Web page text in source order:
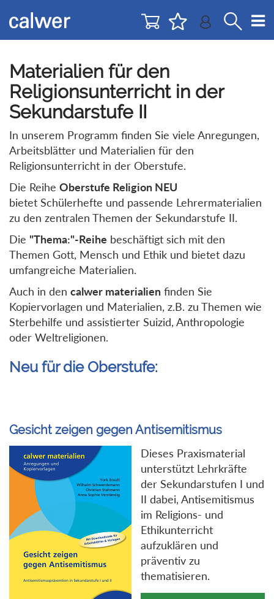
zur
Navigation
zum
Inhalt
Materialien für den
Religionsunterricht in der
Sekundarstufe II
In unserem Programm finden Sie viele Anregungen,
Arbeitsblätter und Materialien für den
Religionsunterricht in der Oberstufe.
Die Reihe Oberstufe Religion NEU
bietet Schülerhefte und passende Lehrermaterialien
zu den zentralen Themen der Sekundarstufe II.
Die "Thema:"-Reihe beschäftigt sich mit den
Themen Gott, Mensch und Ethik und bietet dazu
umfangreiche Materialien.
Auch in den calwer materialien finden Sie
Kopiervorlagen und Materialien, z.B. zu Themen wie
Sterbehilfe und assistierter Suizid, Anthropologie
oder Weltreligionen.
Neu für die Oberstufe:
Gesicht zeigen gegen Antisemitismus
Dieses Praxismaterial
unterstützt Lehrkräfte
der Sekundarstufen I und
II dabei, Antisemitismus
im Religions- und
Ethikunterricht
aufzuklären und
präventiv zu
thematisieren.